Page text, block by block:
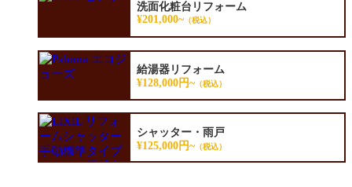
洗面化粧台リフォーム
¥201,000~（税込）
給湯器リフォーム
¥128,000円~（税込）
シャッター・雨戸
¥125,000円~（税込）